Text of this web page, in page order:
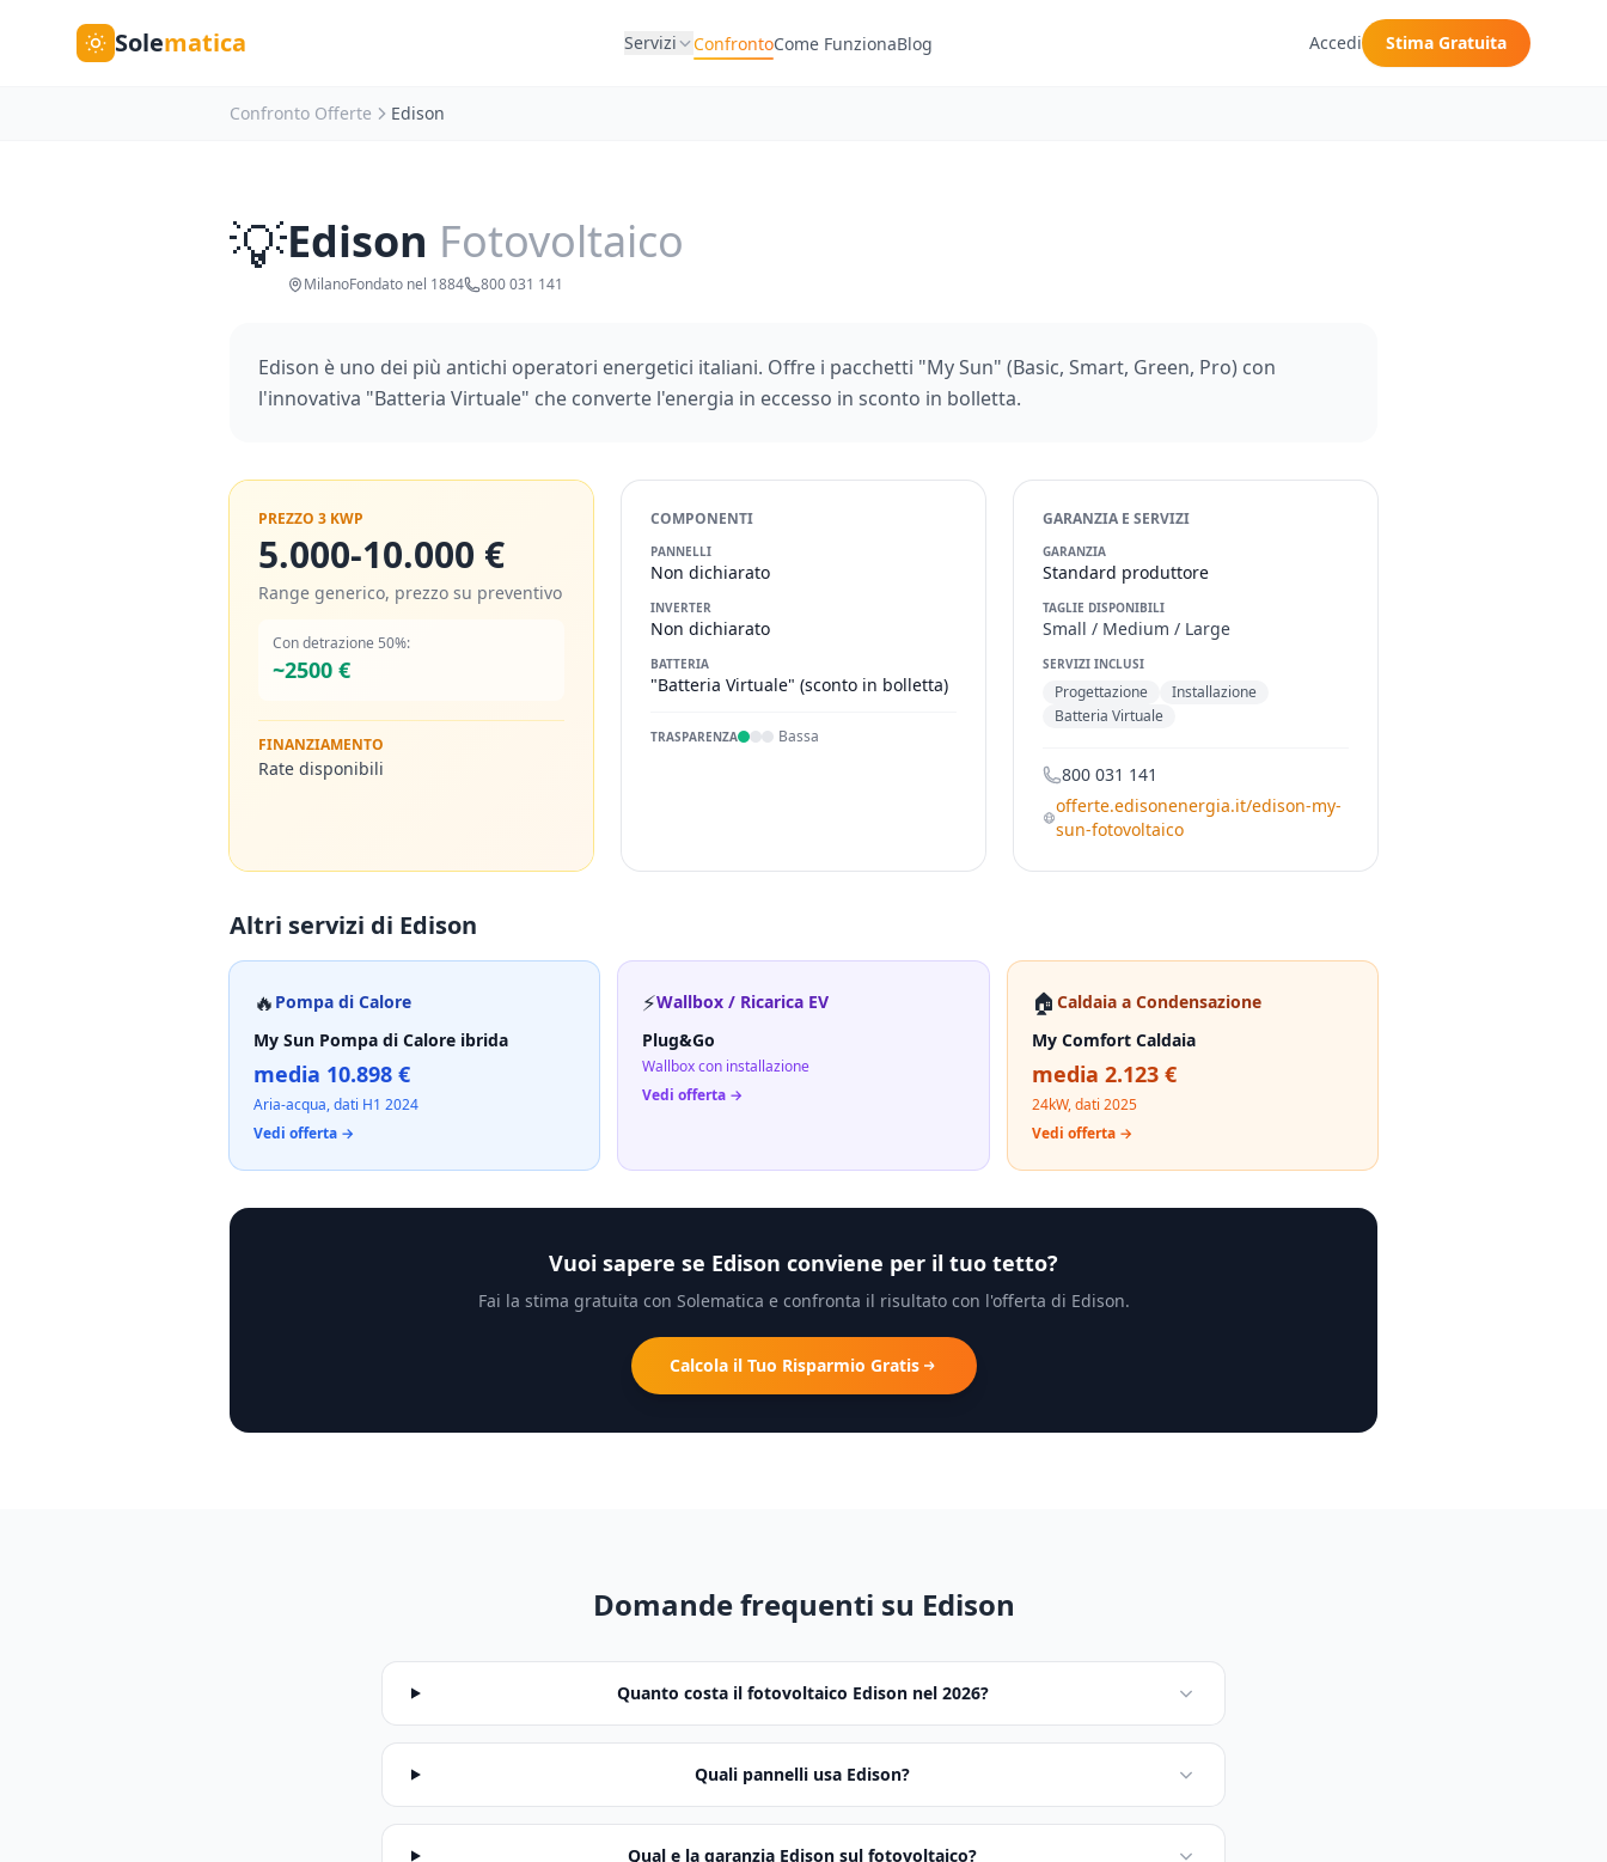
Solematica Servizi ConfrontoCome FunzionaBlog Accedi Stima Gratuita
Confronto Offerte Edison
💡Edison Fotovoltaico
MilanoFondato nel 1884 800 031 141
Edison è uno dei più antichi operatori energetici italiani. Offre i pacchetti "My Sun" (Basic, Smart, Green, Pro) con
l'innovativa "Batteria Virtuale" che converte l'energia in eccesso in sconto in bolletta.
PREZZO 3 KWP
5.000-10.000 €
Range generico, prezzo su preventivo
Con detrazione 50%:
~2500 €
FINANZIAMENTO
Rate disponibili
COMPONENTI
PANNELLI
Non dichiarato
INVERTER
Non dichiarato
BATTERIA
"Batteria Virtuale" (sconto in bolletta)
TRASPARENZA Bassa
GARANZIA E SERVIZI
GARANZIA
Standard produttore
TAGLIE DISPONIBILI
Small / Medium / Large
SERVIZI INCLUSI
Progettazione
Installazione
Batteria Virtuale
800 031 141
offerte.edisonenergia.it/edison-my-
sun-fotovoltaico
Altri servizi di Edison
🔥 Pompa di Calore
My Sun Pompa di Calore ibrida
media 10.898 €
Aria-acqua, dati H1 2024
Vedi offerta →
⚡Wallbox / Ricarica EV
Plug&Go
Wallbox con installazione
Vedi offerta →
🏠 Caldaia a Condensazione
My Comfort Caldaia
media 2.123 €
24kW, dati 2025
Vedi offerta →
Vuoi sapere se Edison conviene per il tuo tetto?
Fai la stima gratuita con Solematica e confronta il risultato con l'offerta di Edison.
Calcola il Tuo Risparmio Gratis
Domande frequenti su Edison
Quanto costa il fotovoltaico Edison nel 2026?
Quali pannelli usa Edison?
Qual e la garanzia Edison sul fotovoltaico?